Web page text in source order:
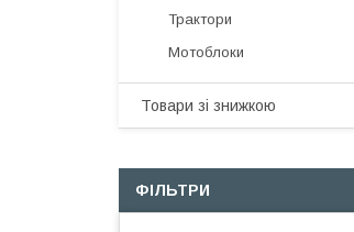
Трактори
Мотоблоки
Товари зі знижкою
ФІЛЬТРИ